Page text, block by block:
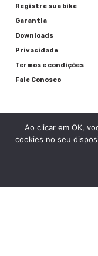
Registre sua bike
Garantia
Downloads
Privacidade
Termos e condições
Fale Conosco
RECEBA NOSSAS
Ao clicar em OK,
cookies no seu